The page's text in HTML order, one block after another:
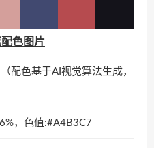
色图片
（配色基于AI视觉算法生成，
，色值:#A4B3C7